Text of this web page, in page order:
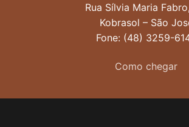
Rua Sílvia Maria
Kobrasol – São
Fone: (48) 3259-
Como chegar